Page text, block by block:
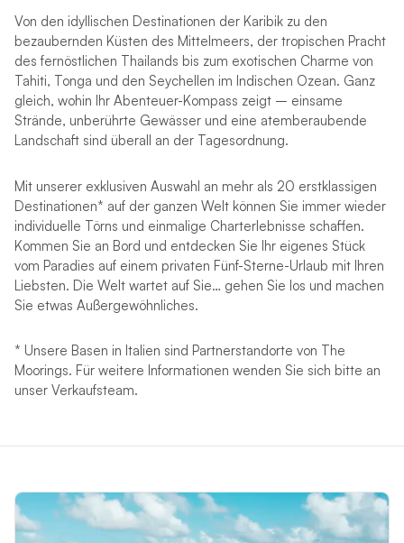
Von den idyllischen Destinationen der Karibik zu den
bezaubernden Küsten des Mittelmeers, der tropischen Pracht
des fernöstlichen Thailands bis zum exotischen Charme von
Tahiti, Tonga und den Seychellen im Indischen Ozean. Ganz
gleich, wohin Ihr Abenteuer-Kompass zeigt – einsame
Strände, unberührte Gewässer und eine atemberaubende
Landschaft sind überall an der Tagesordnung.
Mit unserer exklusiven Auswahl an mehr als 20 erstklassigen
Destinationen* auf der ganzen Welt können Sie immer wieder
individuelle Törns und einmalige Charterlebnisse schaffen.
Kommen Sie an Bord und entdecken Sie Ihr eigenes Stück
vom Paradies auf einem privaten Fünf-Sterne-Urlaub mit Ihren
Liebsten. Die Welt wartet auf Sie… gehen Sie los und machen
Sie etwas Außergewöhnliches.
* Unsere Basen in Italien sind Partnerstandorte von The
Moorings. Für weitere Informationen wenden Sie sich bitte an
unser Verkaufsteam.